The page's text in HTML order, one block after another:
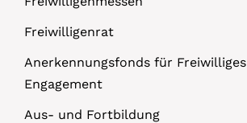
Freiwilligenrat
Anerkennungsfonds für Freiwilliges
Engagement
Aus- und Fortbildung